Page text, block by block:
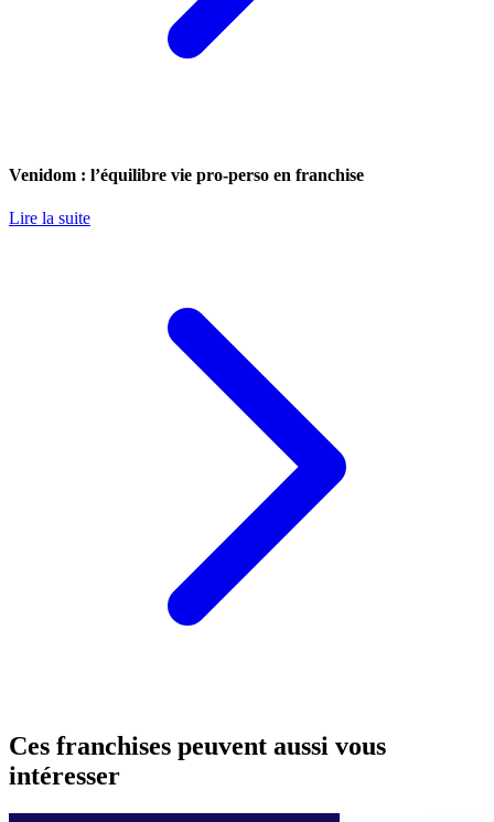
Venidom : l’équilibre vie pro-perso en franchise
Lire la suite
Ces franchises peuvent aussi vous
intéresser